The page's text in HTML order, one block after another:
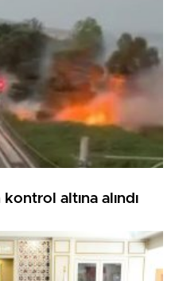
altına alındı